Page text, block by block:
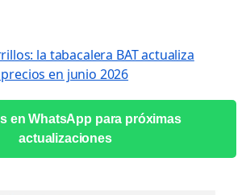
la tabacalera BAT actualiza
en junio 2026
en WhatsApp para próximas
actualizaciones